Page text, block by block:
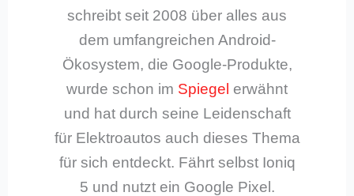
schreibt seit 2008 über alles aus
dem umfangreichen Android-
Ökosystem, die Google-Produkte,
wurde schon im Spiegel erwähnt
und hat durch seine Leidenschaft
für Elektroautos auch dieses Thema
für sich entdeckt. Fährt selbst Ioniq
5 und nutzt ein Google Pixel.